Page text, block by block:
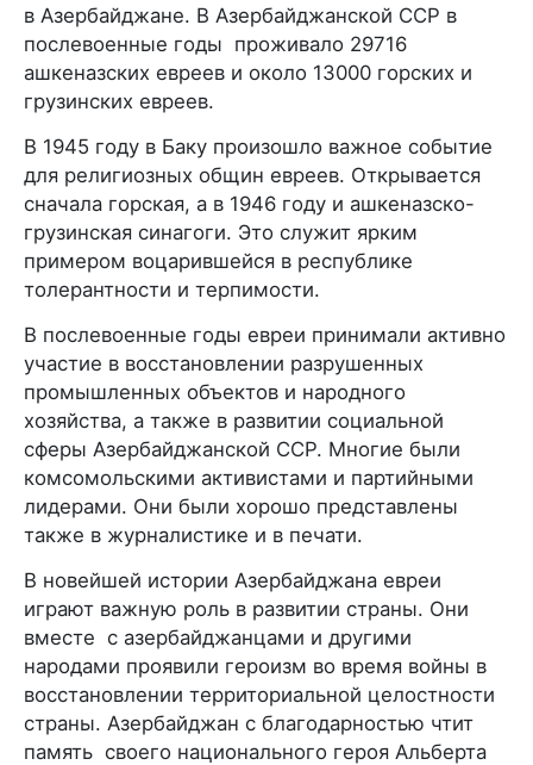
в Азербайджане. В Азербайджанской ССР в
послевоенные годы проживало 29716
ашкеназских евреев и около 13000 горских и
грузинских евреев.
В 1945 году в Баку произошло важное событие
для религиозных общин евреев. Открывается
сначала горская, а в 1946 году и ашкеназско-
грузинская синагоги. Это служит ярким
примером воцарившейся в республике
толерантности и терпимости.
В послевоенные годы евреи принимали активно
участие в восстановлении разрушенных
промышленных объектов и народного
хозяйства, а также в развитии социальной
сферы Азербайджанской ССР. Многие были
комсомольскими активистами и партийными
лидерами. Они были хорошо представлены
также в журналистике и в печати.
В новейшей истории Азербайджана евреи
играют важную роль в развитии страны. Они
вместе с азербайджанцами и другими
народами проявили героизм во время войны в
восстановлении территориальной целостности
страны. Азербайджан с благодарностью чтит
память своего национального героя Альберта